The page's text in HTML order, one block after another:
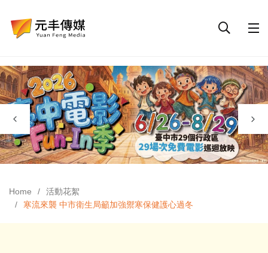
Home
活動花絮
寒流來襲 中市衛生局籲加強禦寒保健護心過冬